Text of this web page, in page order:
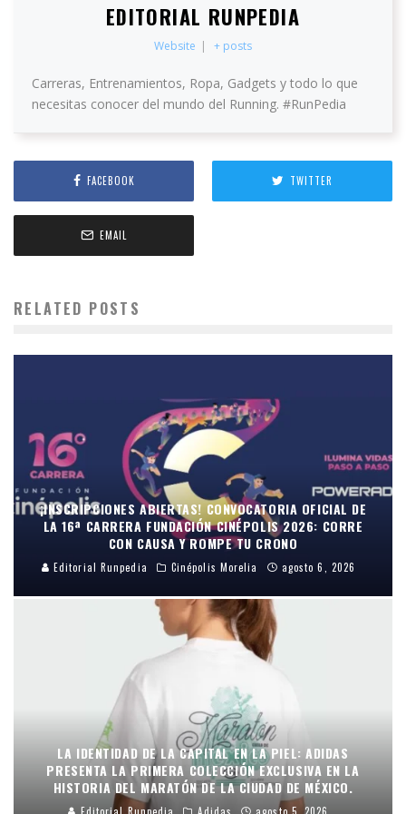
EDITORIAL RUNPEDIA
Website | + posts
Carreras, Entrenamientos, Ropa, Gadgets y todo lo que
necesitas conocer del mundo del Running. #RunPedia
FACEBOOK TWITTER
EMAIL
RELATED POSTS
¡INSCRIPCIONES ABIERTAS! CONVOCATORIA OFICIAL DE
LA 16ª CARRERA FUNDACIÓN CINÉPOLIS 2026: CORRE
CON CAUSA Y ROMPE TU CRONO
Editorial Runpedia Cinépolis Morelia agosto 6, 2026
LA IDENTIDAD DE LA CAPITAL EN LA PIEL: ADIDAS
PRESENTA LA PRIMERA COLECCIÓN EXCLUSIVA EN LA
HISTORIA DEL MARATÓN DE LA CIUDAD DE MÉXICO.
Editorial Runpedia Adidas agosto 5, 2026